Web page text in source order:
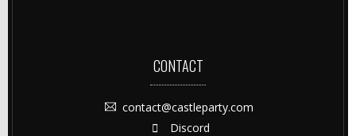
CONTACT
contact@castleparty.com
Discord